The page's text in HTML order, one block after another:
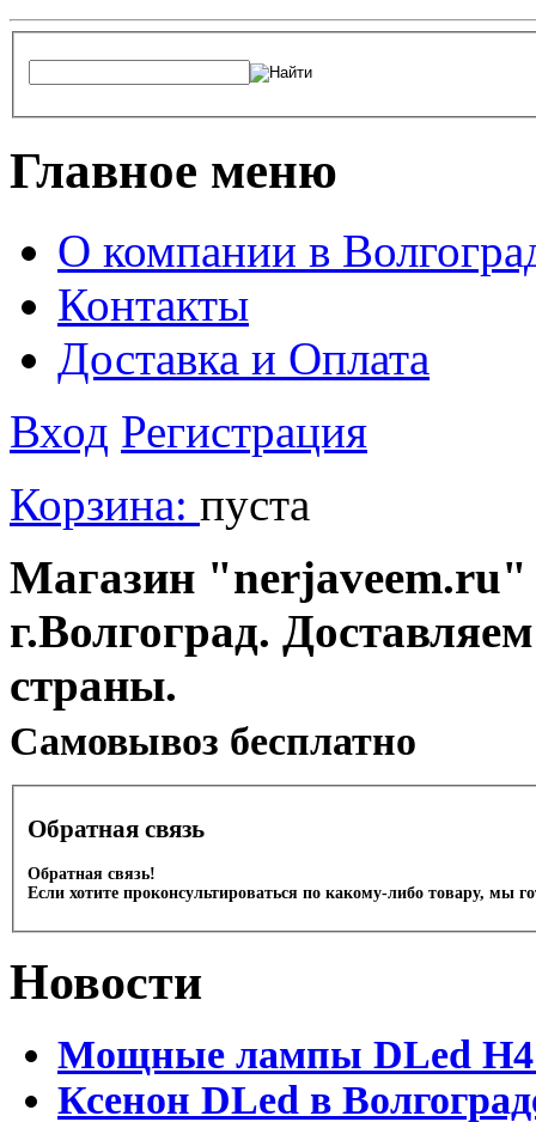
Главное меню
О компании в
Контакты
Доставка и Оплата
Вход Регистрация
Корзина: пуста
Магазин "nerjaveem.ru"
г.Волгоград.
страны.
Cамовывоз бесплатно
Обратная связь
Обратная связь!
Если хотите проконсультироваться по какому-либо товару, мы
Новости
Мощные лампы DLed H4
Ксенон DLed в